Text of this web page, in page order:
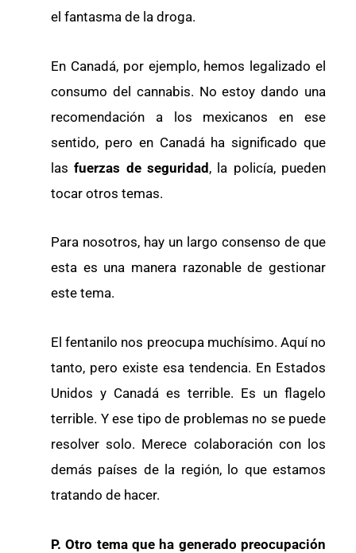
el fantasma de la droga.
En Canadá, por ejemplo, hemos legalizado el
consumo del cannabis. No estoy dando una
recomendación a los mexicanos en ese
sentido, pero en Canadá ha significado que
las fuerzas de seguridad, la policía, pueden
tocar otros temas.
Para nosotros, hay un largo consenso de que
esta es una manera razonable de gestionar
este tema.
El fentanilo nos preocupa muchísimo. Aquí no
tanto, pero existe esa tendencia. En Estados
Unidos y Canadá es terrible. Es un flagelo
terrible. Y ese tipo de problemas no se puede
resolver solo. Merece colaboración con los
demás países de la región, lo que estamos
tratando de hacer.
P. Otro tema que ha generado preocupación